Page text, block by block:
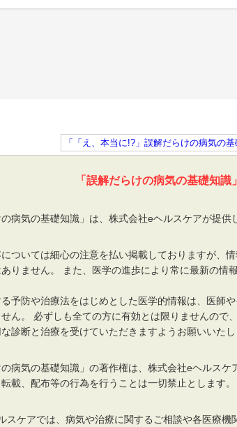
「「え、本当に!?」誤解だらけの病気の
「誤解だらけの病気の基礎知識
の病気の基礎知識」は、株式会社eヘルスケアが提供
ついては細心の注意を払い掲載しておりますが、
りません。 また、医学の進歩により常に最新の情
予防や治療法をはじめとした医学的情報は、医師
ん。 必ずしも全ての方に有効とは限りませんので
診断と治療を受けていただきますようお願いいたし
の病気の基礎知識」の著作権は、株式会社eヘルスケ
載、配布等の行為を行うことは一切禁止とします。
スケアでは、病気や治療に関するご相談や各医療